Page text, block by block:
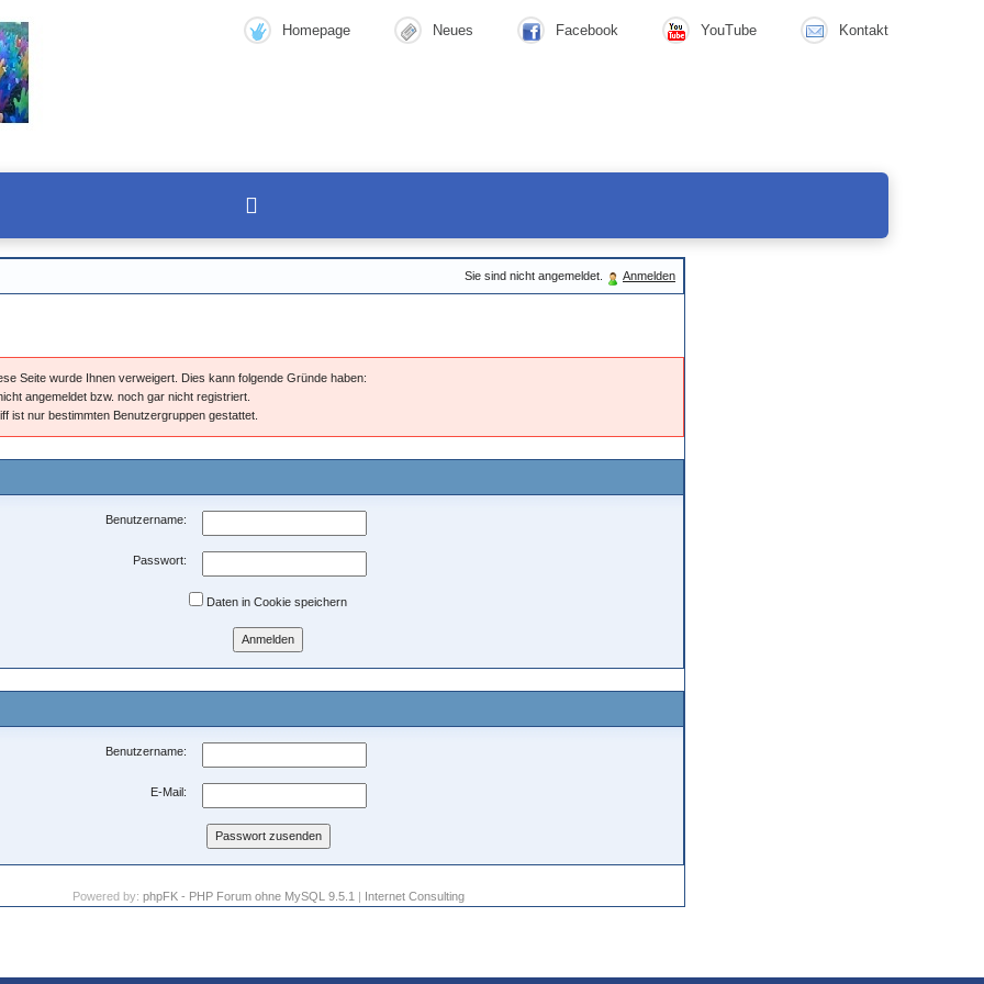
Homepage Neues Facebook YouTube Kontakt
Sie sind nicht angemeldet. Anmelden
Seite wurde Ihnen verweigert. Dies kann folgende Gründe haben:
angemeldet bzw. noch gar nicht registriert.
ist nur bestimmten Benutzergruppen gestattet.
Benutzername:
Passwort:
Daten in Cookie speichern
Benutzername:
E-Mail:
Powered by: phpFK - PHP Forum ohne MySQL 9.5.1 | Internet Consulting